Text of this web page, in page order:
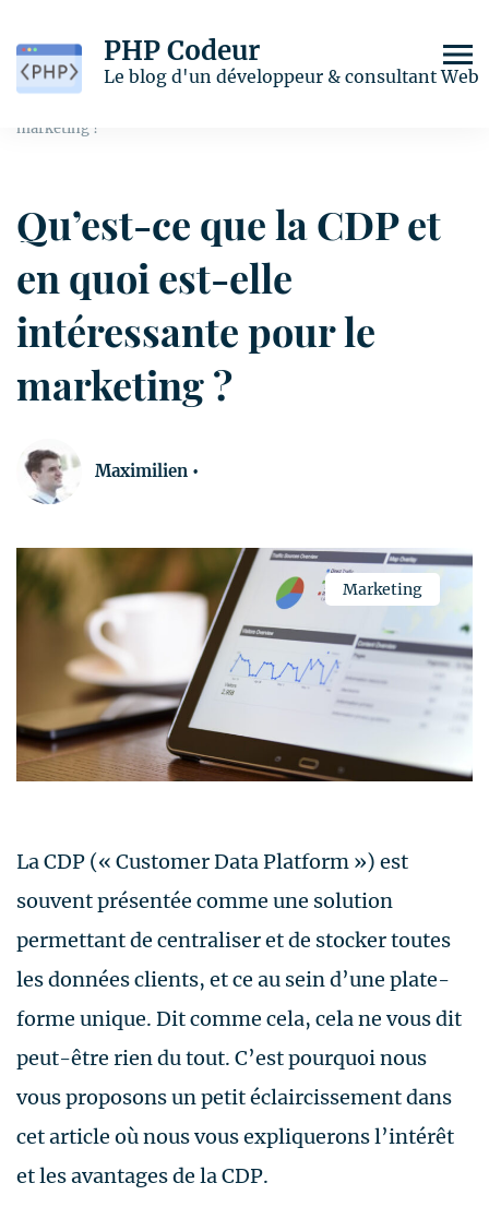
PHP Codeur
Le blog d'un développeur & consultant Web
Home Marketing
Qu’est-ce que la CDP et en quoi est-elle intéressante pour le
marketing ?
Qu’est-ce que la CDP et
en quoi est-elle
intéressante pour le
marketing ?
Marketing
La CDP (« Customer Data Platform ») est
souvent présentée comme une solution
permettant de centraliser et de stocker toutes
les données clients, et ce au sein d’une plate-
forme unique. Dit comme cela, cela ne vous dit
peut-être rien du tout. C’est pourquoi nous
vous proposons un petit éclaircissement dans
cet article où nous vous expliquerons l’intérêt
et les avantages de la CDP.